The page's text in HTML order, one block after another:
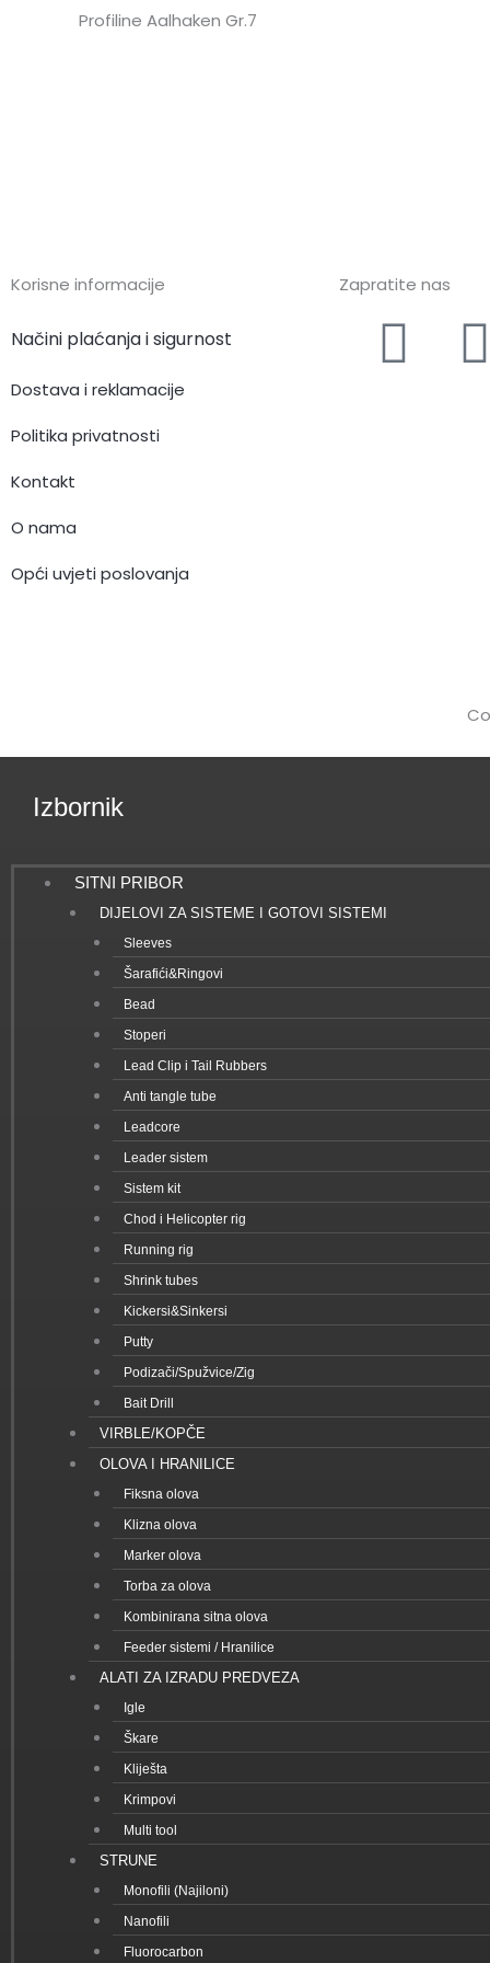
Profiline Aalhaken Gr.7
Korisne informacije
Načini plaćanja i sigurnost
Dostava i reklamacije
Politika privatnosti
Kontakt
O nama
Opći uvjeti poslovanja
Zapratite nas
F I
Izbornik
SITNI PRIBOR
DIJELOVI ZA SISTEME I GOTOVI SISTEMI
Sleeves
Šarafići&Ringovi
Bead
Stoperi
Lead Clip i Tail Rubbers
Anti tangle tube
Leadcore
Leader sistem
Sistem kit
Chod i Helicopter rig
Running rig
Shrink tubes
Kickersi&Sinkersi
Putty
Podizači/Spužvice/Zig
Bait Drill
VIRBLE/KOPČE
OLOVA I HRANILICE
Fiksna olova
Klizna olova
Marker olova
Torba za olova
Kombinirana sitna olova
Feeder sistemi / Hranilice
ALATI ZA IZRADU PREDVEZA
Igle
Škare
Kliješta
Krimpovi
Multi tool
STRUNE
Monofili (Najiloni)
Nanofili
Fluorocarbon